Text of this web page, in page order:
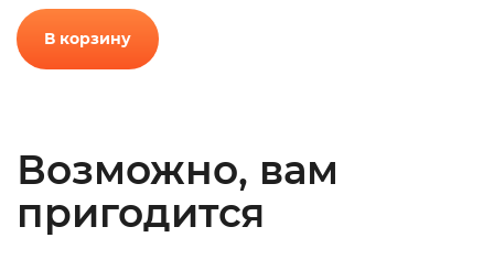
В корзину
Возможно, вам
пригодится